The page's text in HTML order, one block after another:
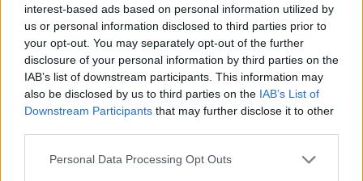
interest-based ads based on personal information utilized by
us or personal information disclosed to third parties prior to
your opt-out. You may separately opt-out of the further
disclosure of your personal information by third parties on the
IAB’s list of downstream participants. This information may
also be disclosed by us to third parties on the IAB’s List of
Downstream Participants that may further disclose it to other
Personal Data Processing Opt Outs
Οι άνθρωποι που καταναλώνουν αλκοόλ θα
πρέπει να προσπαθούν να το κάνουν με μέτρο.
Αυτό σημαίνει ότι πρέπει να μην καταναλώνουν
περισσότερο απόένα ποτό την ημέρα για τις
γυναίκεςκαι όχι περισσότερα από δύο ποτά
την ημέρα για τους άνδρες.
κόκκινου κρασιού μπορεί να βοηθήσει στην